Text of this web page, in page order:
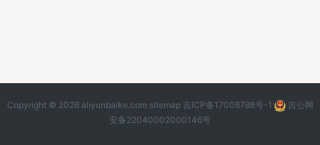
Copyright © 2026 aliyunbaike.com sitemap 吉ICP备17008788号-1
吉公网
安备22040002000146号